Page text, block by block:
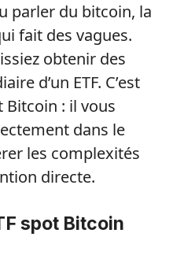
parler du bitcoin, la
fait des vagues.
obtenir des
d’un ETF. C’est
Bitcoin : il vous
dans le
les complexités
directe.
spot Bitcoin